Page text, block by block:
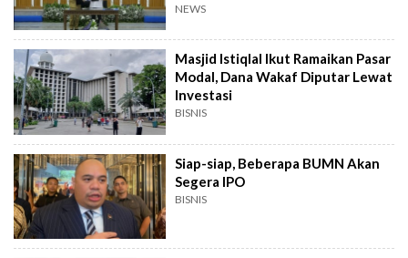
NEWS
Masjid Istiqlal Ikut Ramaikan Pasar
Modal, Dana Wakaf Diputar Lewat
Investasi
BISNIS
Siap-siap, Beberapa BUMN Akan
Segera IPO
BISNIS